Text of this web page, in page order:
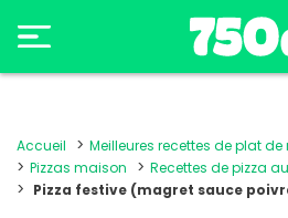
Accueil
Meilleures recettes de plat
Pizzas maison
Recettes de pizza
Pizza festive (magret sauce